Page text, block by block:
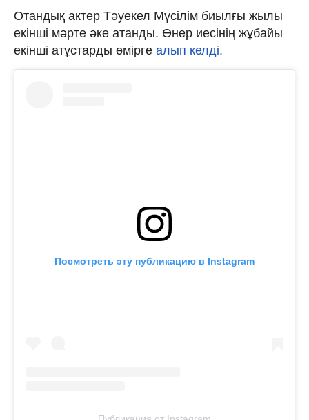
Отандық актер Тәуекел Мүсілім биылғы жылы
екінші мәрте әке атанды. Өнер иесінің жұбайы
екінші атұстарды өмірге алып келді.
Посмотреть эту публикацию в Instagram